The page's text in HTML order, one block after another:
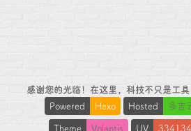
感谢您的光临！在这里，科技不只是工
Powered
Hexo Hosted 多吉
Theme Volantis UV 334134